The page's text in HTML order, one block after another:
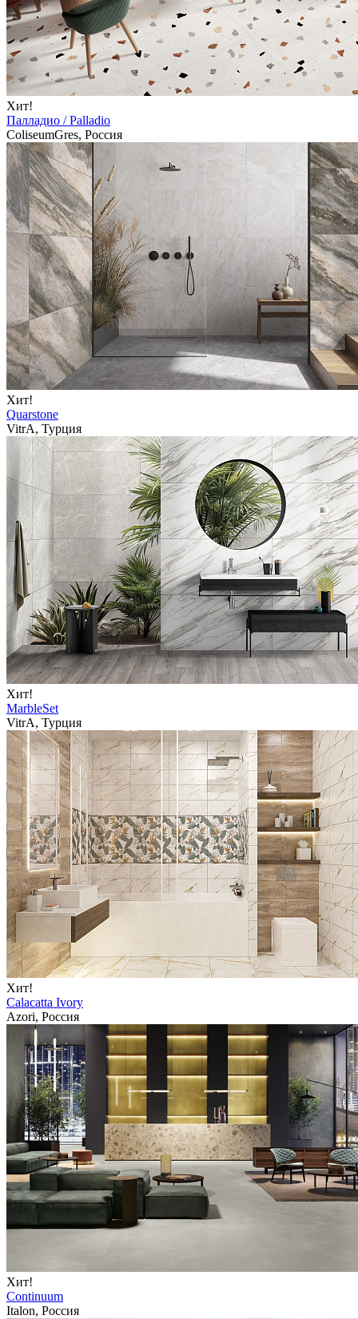
Хит!
Палладио / Palladio
ColiseumGres, Россия
Хит!
Quarstone
VitrA, Турция
Хит!
MarbleSet
VitrA, Турция
Хит!
Calacatta Ivory
Azori, Россия
Хит!
Continuum
Italon, Россия